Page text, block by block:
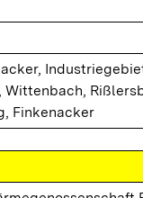
Wittenbach,
Finkenacker